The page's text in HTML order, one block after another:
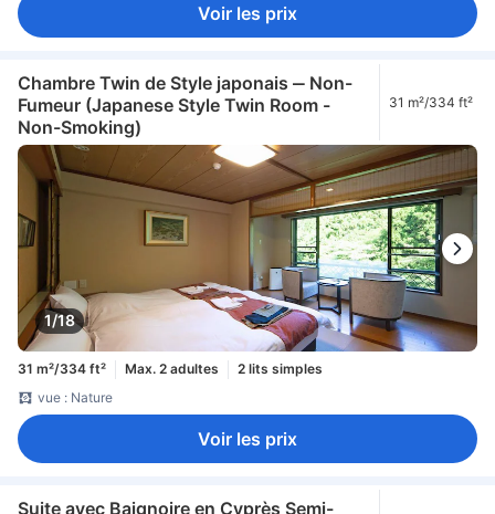
Voir les prix
Chambre Twin de Style japonais ‒ Non-
Fumeur (Japanese Style Twin Room -
Non-Smoking)
31 m²/334 ft²
1/18
31 m²/334 ft² Max. 2 adultes
2 lits simples
vue : Nature
Voir les prix
Suite avec Baignoire en Cyprès Semi-